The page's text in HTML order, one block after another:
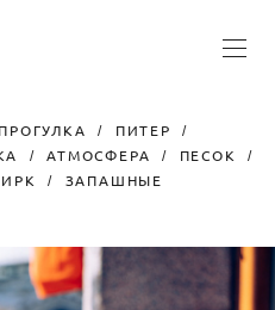
ПРОГУЛКА
ПИТЕР
АТМОСФЕРА
ПЕСОК
ЗАПАШНЫЕ